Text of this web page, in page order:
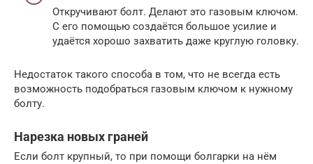
Откручивают болт. Делают это газовым ключом.
С его помощью создаётся большое усилие и
удаётся хорошо захватить даже круглую головку.
Недостаток такого способа в том, что не всегда есть
возможность подобраться газовым ключом к нужному
болту.
Нарезка новых граней
Если болт крупный, то при помощи болгарки на нём